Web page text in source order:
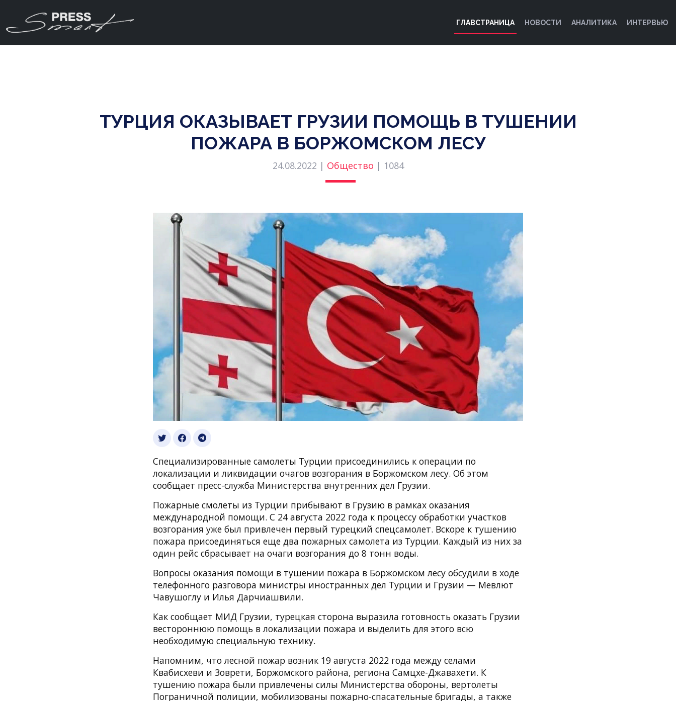
ГЛАВСТРАНИЦА НОВОСТИ АНАЛИТИКА ИНТЕРВЬЮ
ТУРЦИЯ ОКАЗЫВАЕТ ГРУЗИИ ПОМОЩЬ В ТУШЕНИИ
ПОЖАРА В БОРЖОМСКОМ ЛЕСУ
24.08.2022 | Общество | 1084
Специализированные самолеты Турции присоединились к операции по
локализации и ликвидации очагов возгорания в Боржомском лесу. Об этом
сообщает пресс-служба Министерства внутренних дел Грузии.
Пожарные смолеты из Турции прибывают в Грузию в рамках оказания
международной помощи. С 24 августа 2022 года к процессу обработки участков
возгорания уже был привлечен первый турецкий спецсамолет. Вскоре к тушению
пожара присоединяться еще два пожарных самолета из Турции. Каждый из них за
один рейс сбрасывает на очаги возгорания до 8 тонн воды.
Вопросы оказания помощи в тушении пожара в Боржомском лесу обсудили в ходе
телефонного разговора министры иностранных дел Турции и Грузии — Мевлют
Чавушоглу и Илья Дарчиашвили.
Как сообщает МИД Грузии, турецкая сторона выразила готовность оказать Грузии
вестороннюю помощь в локализации пожара и выделить для этого всю
необходимую специальную технику.
Напомним, что лесной пожар возник 19 августа 2022 года между селами
Квабисхеви и Зоврети, Боржомского района, региона Самцхе-Джавахети. К
тушению пожара были привлечены силы Министерства обороны, вертолеты
Пограничной полиции, мобилизованы пожарно-спасательные бригады, а также